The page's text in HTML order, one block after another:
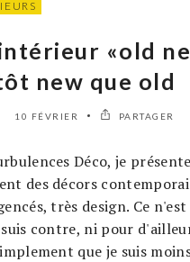
«old
new que old
10 FÉVRIER PARTAGER
Déco, je présente
des décors
très design. Ce n'est
suis contre, ni pour
que je suis